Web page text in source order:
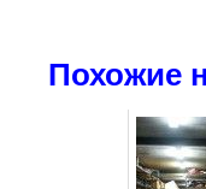
Похожие